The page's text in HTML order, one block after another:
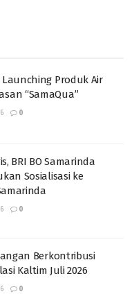
Produk Air
“SamaQua”
0
BRI BO Samarinda
Sosialisasi ke
0
Berkontribusi
Kaltim Juli 2026
0